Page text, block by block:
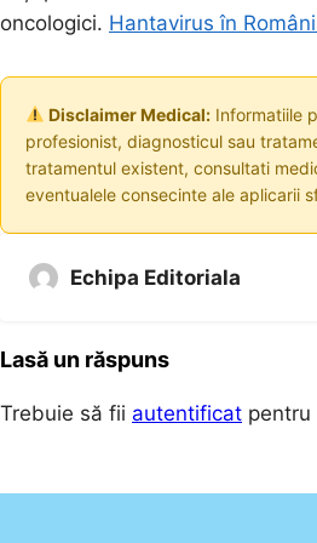
oncologici. Hantavirus în
Disclaimer Medical:Informatiile
profesionist, diagnosticul sau
tratamentul existent, consultati
eventualele consecinte ale aplicarii
Echipa Editoriala
Lasă un răspuns
Trebuie să fii autentificat pentru